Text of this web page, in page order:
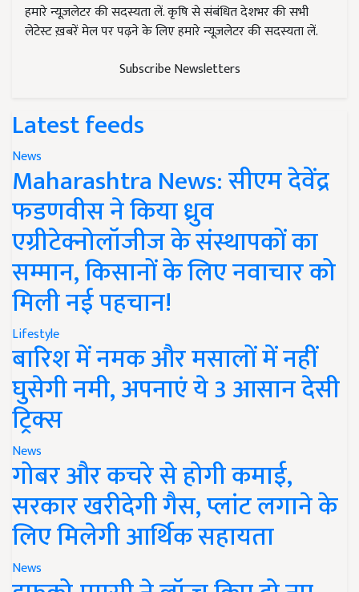
हमारे न्यूज़लेटर की सदस्यता लें. कृषि से संबंधित देशभर की सभी
लेटेस्ट ख़बरें मेल पर पढ़ने के लिए हमारे न्यूज़लेटर की सदस्यता लें.
Subscribe Newsletters
Latest feeds
News
Maharashtra News: सीएम देवेंद्र
फडणवीस ने किया ध्रुव
एग्रीटेक्नोलॉजीज के संस्थापकों का
सम्मान, किसानों के लिए नवाचार को
मिली नई पहचान!
Lifestyle
बारिश में नमक और मसालों में नहीं
घुसेगी नमी, अपनाएं ये 3 आसान देसी
ट्रिक्स
News
गोबर और कचरे से होगी कमाई,
सरकार खरीदेगी गैस, प्लांट लगाने के
लिए मिलेगी आर्थिक सहायता
News